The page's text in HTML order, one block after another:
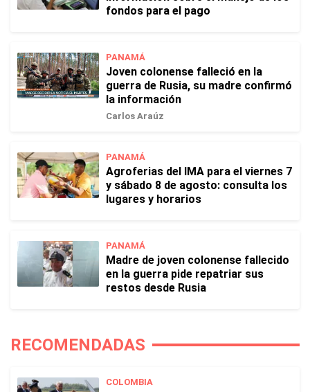
fondos para el pago
PANAMÁ
Joven colonense falleció en la
guerra de Rusia, su madre confirmó
la información
Carlos Araúz
PANAMÁ
Agroferias del IMA para el viernes 7
y sábado 8 de agosto: consulta los
lugares y horarios
PANAMÁ
Madre de joven colonense fallecido
en la guerra pide repatriar sus
restos desde Rusia
RECOMENDADAS
COLOMBIA